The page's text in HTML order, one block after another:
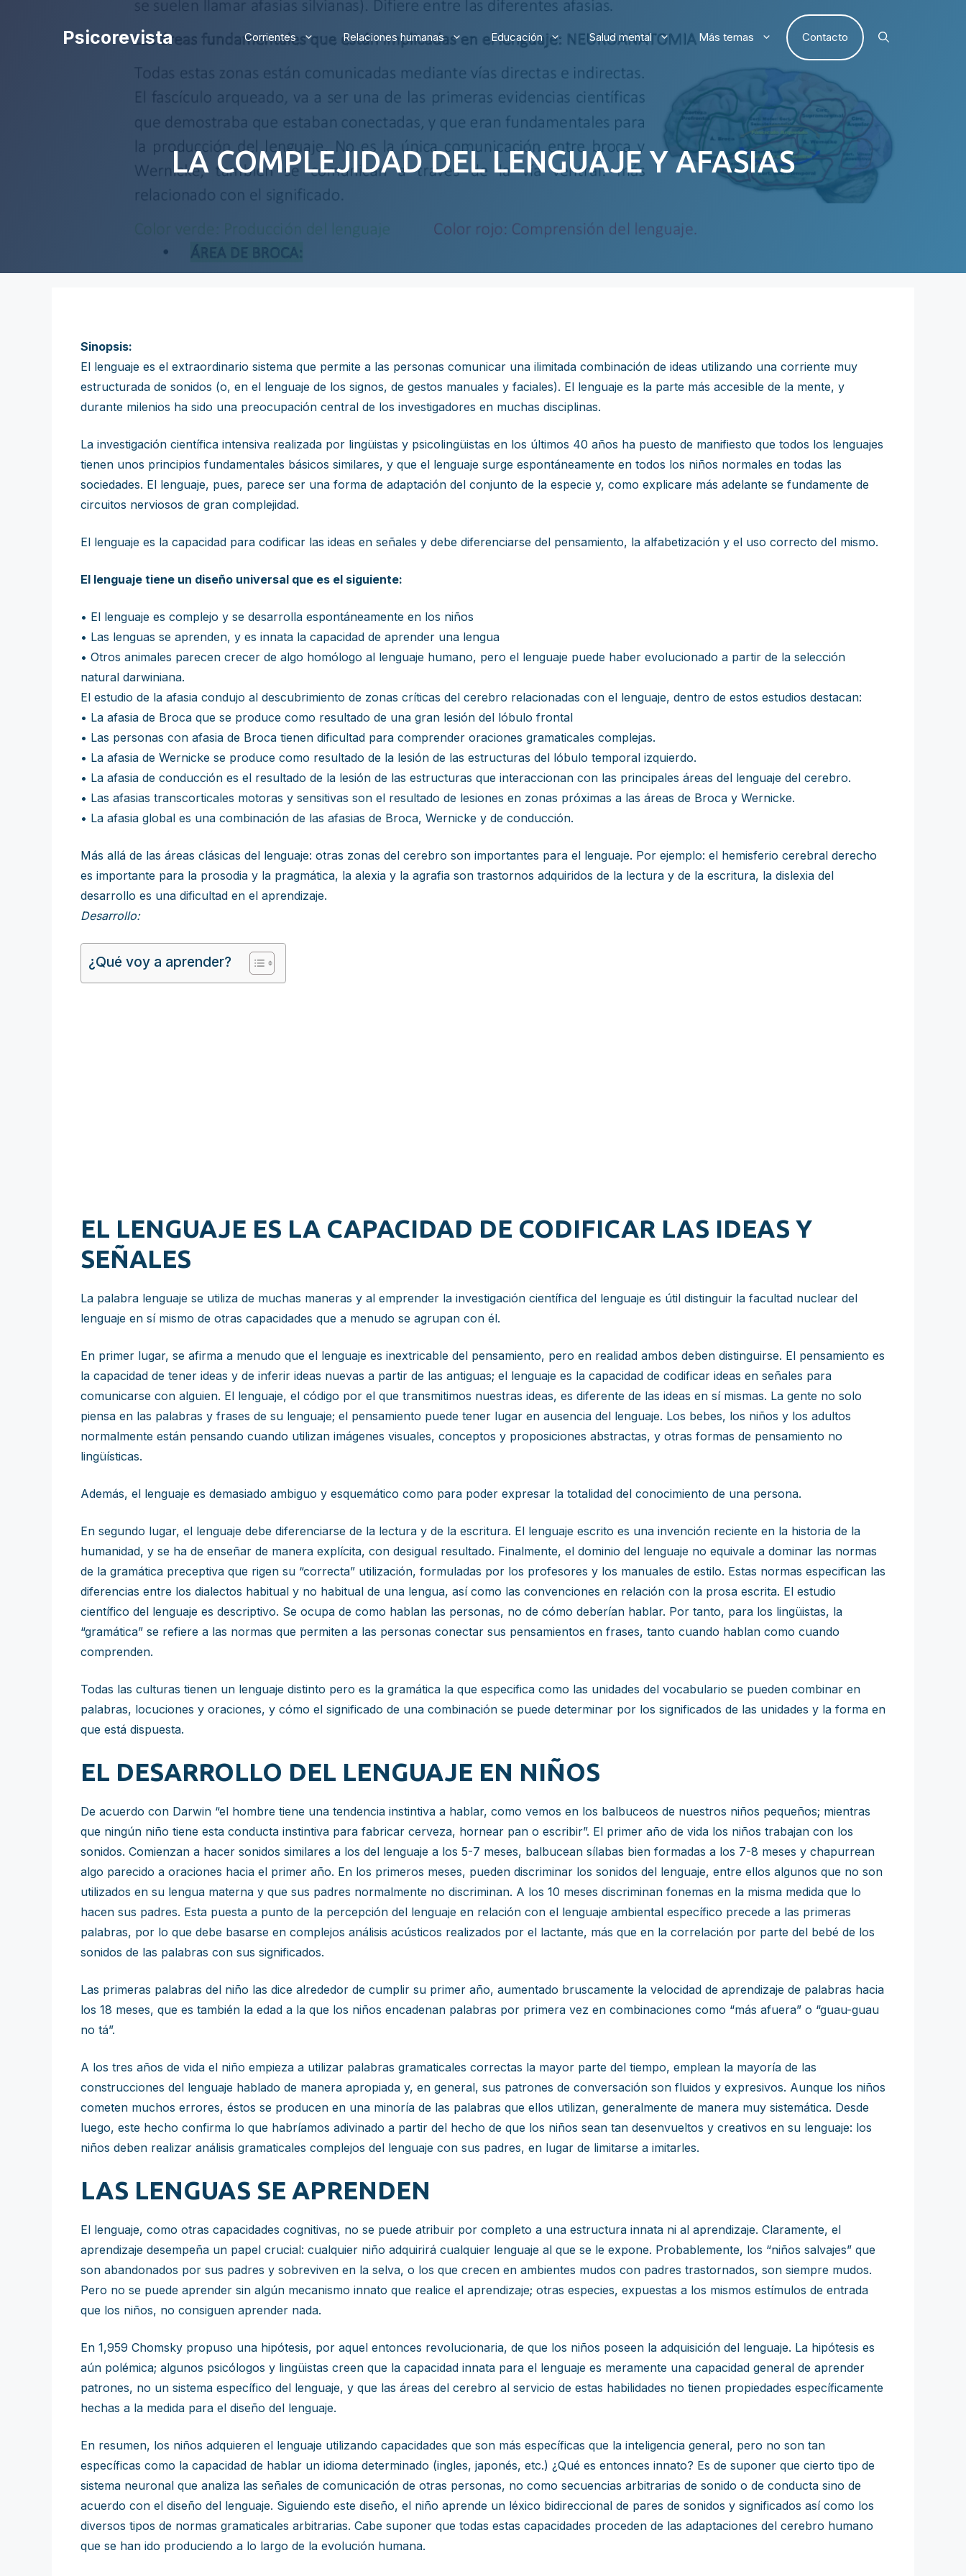
Psicorevista Corrientes Relaciones humanas Educación Salud mental Más temas Contacto
LA COMPLEJIDAD DEL LENGUAJE Y AFASIAS
Sinopsis:
El lenguaje es el extraordinario sistema que permite a las personas comunicar una ilimitada combinación de ideas utilizando una corriente muy
estructurada de sonidos (o, en el lenguaje de los signos, de gestos manuales y faciales). El lenguaje es la parte más accesible de la mente, y
durante milenios ha sido una preocupación central de los investigadores en muchas disciplinas.
La investigación científica intensiva realizada por lingüistas y psicolingüistas en los últimos 40 años ha puesto de manifiesto que todos los lenguajes
tienen unos principios fundamentales básicos similares, y que el lenguaje surge espontáneamente en todos los niños normales en todas las
sociedades. El lenguaje, pues, parece ser una forma de adaptación del conjunto de la especie y, como explicare más adelante se fundamente de
circuitos nerviosos de gran complejidad.
El lenguaje es la capacidad para codificar las ideas en señales y debe diferenciarse del pensamiento, la alfabetización y el uso correcto del mismo.
El lenguaje tiene un diseño universal que es el siguiente:
• El lenguaje es complejo y se desarrolla espontáneamente en los niños
• Las lenguas se aprenden, y es innata la capacidad de aprender una lengua
• Otros animales parecen crecer de algo homólogo al lenguaje humano, pero el lenguaje puede haber evolucionado a partir de la selección
natural darwiniana.
El estudio de la afasia condujo al descubrimiento de zonas críticas del cerebro relacionadas con el lenguaje, dentro de estos estudios destacan:
• La afasia de Broca que se produce como resultado de una gran lesión del lóbulo frontal
• Las personas con afasia de Broca tienen dificultad para comprender oraciones gramaticales complejas.
• La afasia de Wernicke se produce como resultado de la lesión de las estructuras del lóbulo temporal izquierdo.
• La afasia de conducción es el resultado de la lesión de las estructuras que interaccionan con las principales áreas del lenguaje del cerebro.
• Las afasias transcorticales motoras y sensitivas son el resultado de lesiones en zonas próximas a las áreas de Broca y Wernicke.
• La afasia global es una combinación de las afasias de Broca, Wernicke y de conducción.
Más allá de las áreas clásicas del lenguaje: otras zonas del cerebro son importantes para el lenguaje. Por ejemplo: el hemisferio cerebral derecho
es importante para la prosodia y la pragmática, la alexia y la agrafia son trastornos adquiridos de la lectura y de la escritura, la dislexia del
desarrollo es una dificultad en el aprendizaje.
Desarrollo:
¿Qué voy a aprender?
EL LENGUAJE ES LA CAPACIDAD DE CODIFICAR LAS IDEAS Y
SEÑALES
La palabra lenguaje se utiliza de muchas maneras y al emprender la investigación científica del lenguaje es útil distinguir la facultad nuclear del
lenguaje en sí mismo de otras capacidades que a menudo se agrupan con él.
En primer lugar, se afirma a menudo que el lenguaje es inextricable del pensamiento, pero en realidad ambos deben distinguirse. El pensamiento es
la capacidad de tener ideas y de inferir ideas nuevas a partir de las antiguas; el lenguaje es la capacidad de codificar ideas en señales para
comunicarse con alguien. El lenguaje, el código por el que transmitimos nuestras ideas, es diferente de las ideas en sí mismas. La gente no solo
piensa en las palabras y frases de su lenguaje; el pensamiento puede tener lugar en ausencia del lenguaje. Los bebes, los niños y los adultos
normalmente están pensando cuando utilizan imágenes visuales, conceptos y proposiciones abstractas, y otras formas de pensamiento no
lingüísticas.
Además, el lenguaje es demasiado ambiguo y esquemático como para poder expresar la totalidad del conocimiento de una persona.
En segundo lugar, el lenguaje debe diferenciarse de la lectura y de la escritura. El lenguaje escrito es una invención reciente en la historia de la
humanidad, y se ha de enseñar de manera explícita, con desigual resultado. Finalmente, el dominio del lenguaje no equivale a dominar las normas
de la gramática preceptiva que rigen su “correcta” utilización, formuladas por los profesores y los manuales de estilo. Estas normas especifican las
diferencias entre los dialectos habitual y no habitual de una lengua, así como las convenciones en relación con la prosa escrita. El estudio
científico del lenguaje es descriptivo. Se ocupa de como hablan las personas, no de cómo deberían hablar. Por tanto, para los lingüistas, la
“gramática” se refiere a las normas que permiten a las personas conectar sus pensamientos en frases, tanto cuando hablan como cuando
comprenden.
Todas las culturas tienen un lenguaje distinto pero es la gramática la que especifica como las unidades del vocabulario se pueden combinar en
palabras, locuciones y oraciones, y cómo el significado de una combinación se puede determinar por los significados de las unidades y la forma en
que está dispuesta.
EL DESARROLLO DEL LENGUAJE EN NIÑOS
De acuerdo con Darwin “el hombre tiene una tendencia instintiva a hablar, como vemos en los balbuceos de nuestros niños pequeños; mientras
que ningún niño tiene esta conducta instintiva para fabricar cerveza, hornear pan o escribir”. El primer año de vida los niños trabajan con los
sonidos. Comienzan a hacer sonidos similares a los del lenguaje a los 5-7 meses, balbucean sílabas bien formadas a los 7-8 meses y chapurrean
algo parecido a oraciones hacia el primer año. En los primeros meses, pueden discriminar los sonidos del lenguaje, entre ellos algunos que no son
utilizados en su lengua materna y que sus padres normalmente no discriminan. A los 10 meses discriminan fonemas en la misma medida que lo
hacen sus padres. Esta puesta a punto de la percepción del lenguaje en relación con el lenguaje ambiental específico precede a las primeras
palabras, por lo que debe basarse en complejos análisis acústicos realizados por el lactante, más que en la correlación por parte del bebé de los
sonidos de las palabras con sus significados.
Las primeras palabras del niño las dice alrededor de cumplir su primer año, aumentado bruscamente la velocidad de aprendizaje de palabras hacia
los 18 meses, que es también la edad a la que los niños encadenan palabras por primera vez en combinaciones como “más afuera” o “guau-guau
no tá”.
A los tres años de vida el niño empieza a utilizar palabras gramaticales correctas la mayor parte del tiempo, emplean la mayoría de las
construcciones del lenguaje hablado de manera apropiada y, en general, sus patrones de conversación son fluidos y expresivos. Aunque los niños
cometen muchos errores, éstos se producen en una minoría de las palabras que ellos utilizan, generalmente de manera muy sistemática. Desde
luego, este hecho confirma lo que habríamos adivinado a partir del hecho de que los niños sean tan desenvueltos y creativos en su lenguaje: los
niños deben realizar análisis gramaticales complejos del lenguaje con sus padres, en lugar de limitarse a imitarles.
LAS LENGUAS SE APRENDEN
El lenguaje, como otras capacidades cognitivas, no se puede atribuir por completo a una estructura innata ni al aprendizaje. Claramente, el
aprendizaje desempeña un papel crucial: cualquier niño adquirirá cualquier lenguaje al que se le expone. Probablemente, los “niños salvajes” que
son abandonados por sus padres y sobreviven en la selva, o los que crecen en ambientes mudos con padres trastornados, son siempre mudos.
Pero no se puede aprender sin algún mecanismo innato que realice el aprendizaje; otras especies, expuestas a los mismos estímulos de entrada
que los niños, no consiguen aprender nada.
En 1,959 Chomsky propuso una hipótesis, por aquel entonces revolucionaria, de que los niños poseen la adquisición del lenguaje. La hipótesis es
aún polémica; algunos psicólogos y lingüistas creen que la capacidad innata para el lenguaje es meramente una capacidad general de aprender
patrones, no un sistema específico del lenguaje, y que las áreas del cerebro al servicio de estas habilidades no tienen propiedades específicamente
hechas a la medida para el diseño del lenguaje.
En resumen, los niños adquieren el lenguaje utilizando capacidades que son más específicas que la inteligencia general, pero no son tan
específicas como la capacidad de hablar un idioma determinado (ingles, japonés, etc.) ¿Qué es entonces innato? Es de suponer que cierto tipo de
sistema neuronal que analiza las señales de comunicación de otras personas, no como secuencias arbitrarias de sonido o de conducta sino de
acuerdo con el diseño del lenguaje. Siguiendo este diseño, el niño aprende un léxico bidireccional de pares de sonidos y significados así como los
diversos tipos de normas gramaticales arbitrarias. Cabe suponer que todas estas capacidades proceden de las adaptaciones del cerebro humano
que se han ido produciendo a lo largo de la evolución humana.